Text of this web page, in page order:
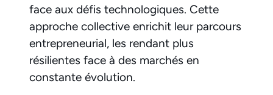
face aux défis technologiques. Cette
approche collective enrichit leur parcours
entrepreneurial, les rendant plus
résilientes face à des marchés en
constante évolution.